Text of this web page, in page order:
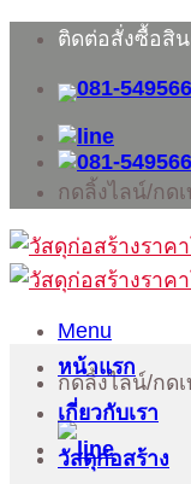
Skip
content
ติดต่อสั่งซื้อสิ
กดลิ้งไลน์/กด
Menu
กดลิ้งไลน์/กด
หน้าแรก
เกี่ยวกับเรา
วัสดุก่อสร้าง